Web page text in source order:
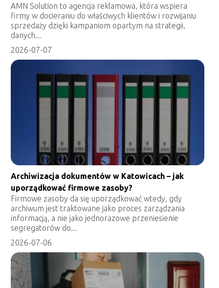
AMN Solution to agencja reklamowa, która wspiera
firmy w docieraniu do właściwych klientów i rozwijaniu
sprzedaży dzięki kampaniom opartym na strategii,
danych...
2026-07-07
Archiwizacja dokumentów w Katowicach – jak
uporządkować firmowe zasoby?
Firmowe zasoby da się uporządkować wtedy, gdy
archiwum jest traktowane jako proces zarządzania
informacją, a nie jako jednorazowe przeniesienie
segregatorów do...
2026-07-06